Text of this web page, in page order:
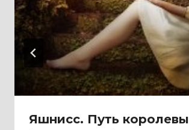
Яшнисс. Путь королевы